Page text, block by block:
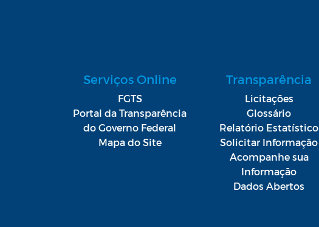
Serviços Online
FGTS
Portal da Transparência
do Governo Federal
Mapa do Site
Transparência
Licitações
Glossário
Relatório Estatístico
Solicitar Informação
Acompanhe sua
Informação
Dados Abertos